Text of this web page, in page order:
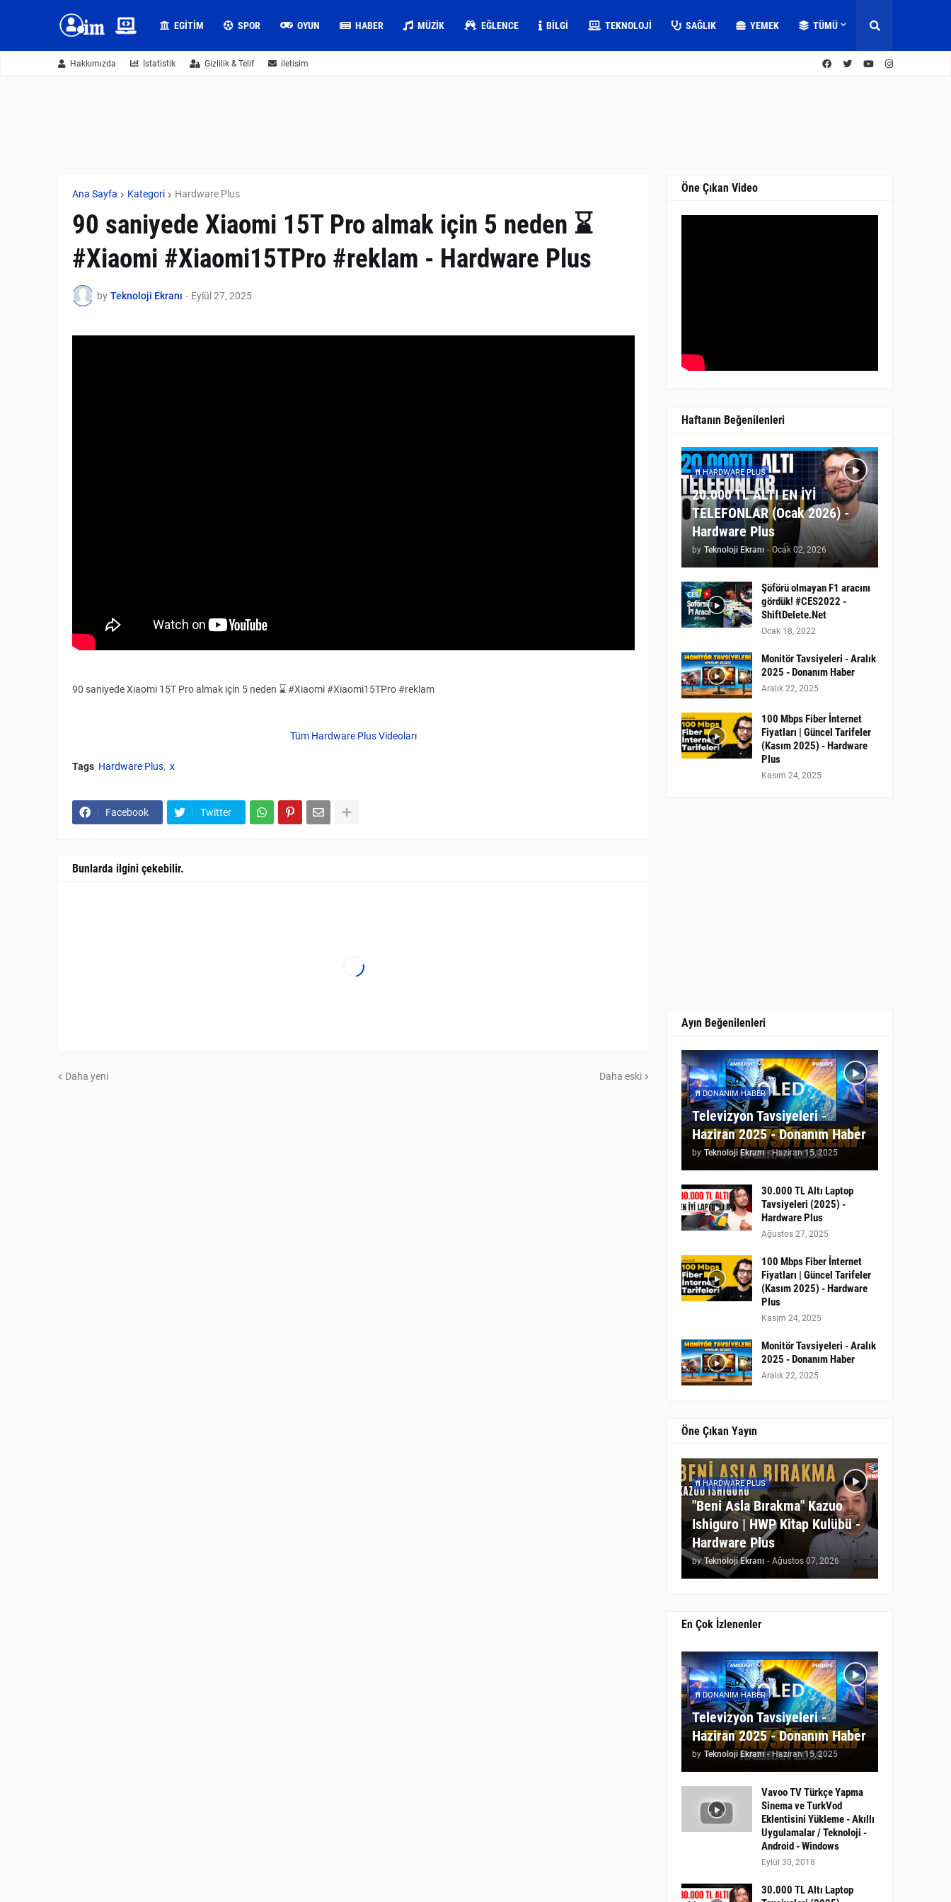
EGITIM SPOR OYUN HABER MÜZIK EĞLENCE BILGI TEKNOLOJI SAĞLIK YEMEK TÜMÜ
Hakkımızda İstatistik Gizlilik & Telif iletisim
Ana Sayfa Kategori Hardware Plus
90 saniyede Xiaomi 15T Pro almak için 5 neden ⌛️
#Xiaomi #Xiaomi15TPro #reklam - Hardware Plus
by Teknoloji Ekranı - Eylül 27, 2025
90 saniyede Xiaomi 15T Pro almak için 5 neden ⌛️ #Xiaomi #Xiaomi15TPro #reklam
Tüm Hardware Plus Videoları
Tags Hardware Plus x
Facebook Twitter
Bunlarda ilgini çekebilir.
Daha yeni Daha eski
Öne Çıkan Video
Haftanın Beğenilenleri
HARDWARE PLUS
20.000 TL ALTI EN İYİ
TELEFONLAR (Ocak 2026) -
Hardware Plus
by Teknoloji Ekranı - Ocak 02, 2026
Şöförü olmayan F1 aracını
gördük! #CES2022 -
ShiftDelete.Net
Ocak 18, 2022
Monitör Tavsiyeleri - Aralık
2025 - Donanım Haber
Aralık 22, 2025
100 Mbps Fiber İnternet
Fiyatları | Güncel Tarifeler
(Kasım 2025) - Hardware
Plus
Kasım 24, 2025
Ayın Beğenilenleri
DONANIM HABER
Televizyon Tavsiyeleri -
Haziran 2025 - Donanım Haber
by Teknoloji Ekranı - Haziran 15, 2025
30.000 TL Altı Laptop
Tavsiyeleri (2025) -
Hardware Plus
Ağustos 27, 2025
100 Mbps Fiber İnternet
Fiyatları | Güncel Tarifeler
(Kasım 2025) - Hardware
Plus
Kasım 24, 2025
Monitör Tavsiyeleri - Aralık
2025 - Donanım Haber
Aralık 22, 2025
Öne Çıkan Yayın
HARDWARE PLUS
"Beni Asla Bırakma" Kazuo
Ishiguro | HWP Kitap Kulübü -
Hardware Plus
by Teknoloji Ekranı - Ağustos 07, 2026
En Çok İzlenenler
DONANIM HABER
Televizyon Tavsiyeleri -
Haziran 2025 - Donanım Haber
by Teknoloji Ekranı - Haziran 15, 2025
Vavoo TV Türkçe Yapma
Sinema ve TurkVod
Eklentisini Yükleme - Akıllı
Uygulamalar / Teknoloji -
Android - Windows
Eylül 30, 2018
30.000 TL Altı Laptop